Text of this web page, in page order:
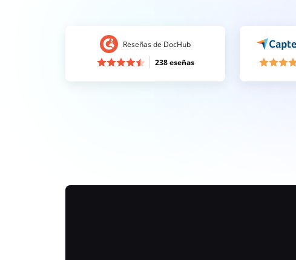
Reseñas de DocHub
238 eseñas